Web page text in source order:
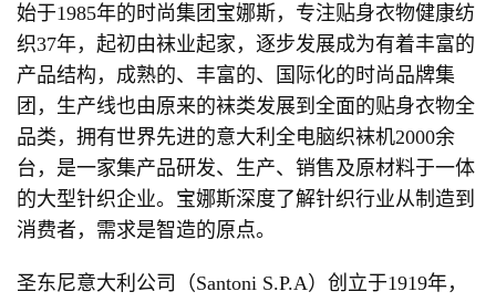
始于1985年的时尚集团宝娜斯，专注贴身衣物健康纺
织37年，起初由袜业起家，逐步发展成为有着丰富的
产品结构，成熟的、丰富的、国际化的时尚品牌集
团，生产线也由原来的袜类发展到全面的贴身衣物全
品类，拥有世界先进的意大利全电脑织袜机2000余
台，是一家集产品研发、生产、销售及原材料于一体
的大型针织企业。宝娜斯深度了解针织行业从制造到
消费者，需求是智造的原点。
圣东尼意大利公司（Santoni S.P.A）创立于1919年，